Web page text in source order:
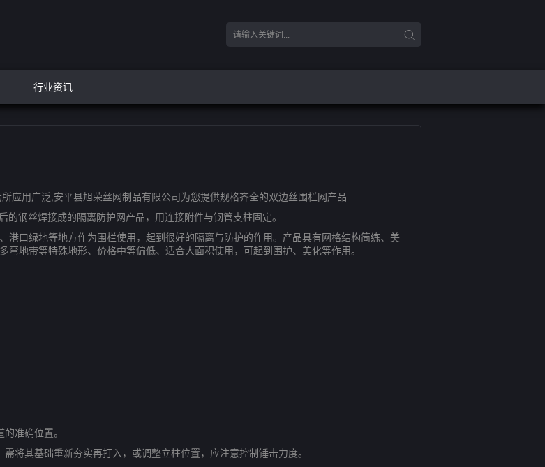
行业资讯
用广泛,安平县旭荣丝网制品有限公司为您提供规格齐全的双边丝围栏网产品
钢丝焊接成的隔离防护网产品，用连接附件与钢管支柱固定。
口绿地等地方作为围栏使用，起到很好的隔离与防护的作用。产品具有网格结构简练、美
地带等特殊地形、价格中等偏低、适合大面积使用，可起到围护、美化等作用。
准确位置。
其基础重新夯实再打入，或调整立柱位置，应注意控制锤击力度。